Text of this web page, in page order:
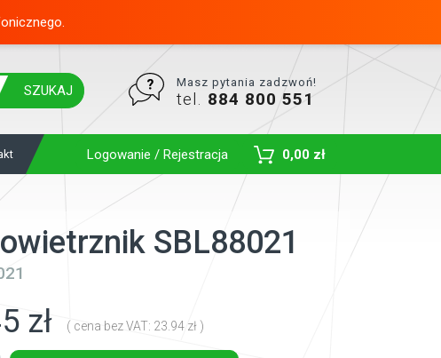
SZUKAJ
Masz pytania zadzwoń!
tel. 884 800 551
Logowanie / Rejestracja 0,00 zł
SBL88021
zł ( cena bez VAT: 23.94 zł )